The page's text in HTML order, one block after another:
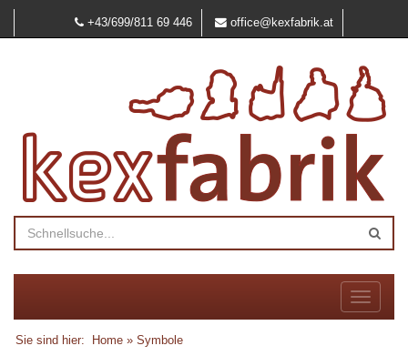
+43/699/811 69 446 office@kexfabrik.at
Toggle
Sie sind hier: Home » Symbole